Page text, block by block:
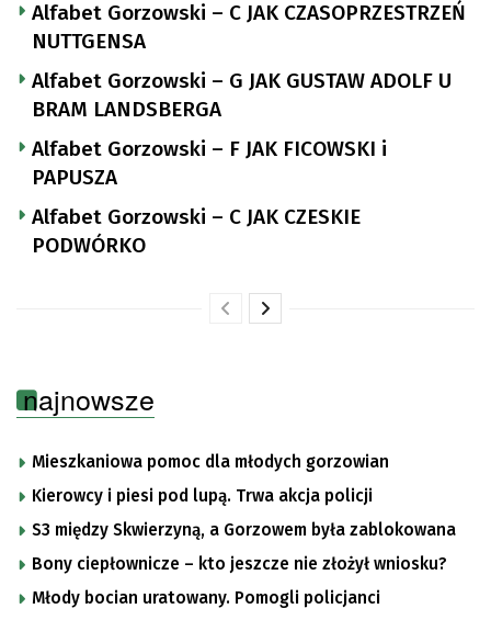
Alfabet Gorzowski – C JAK CZASOPRZESTRZEŃ
NUTTGENSA
Alfabet Gorzowski – G JAK GUSTAW ADOLF U
BRAM LANDSBERGA
Alfabet Gorzowski – F JAK FICOWSKI i
PAPUSZA
Alfabet Gorzowski – C JAK CZESKIE
PODWÓRKO
najnowsze
Mieszkaniowa pomoc dla młodych gorzowian
Kierowcy i piesi pod lupą. Trwa akcja policji
S3 między Skwierzyną, a Gorzowem była zablokowana
Bony ciepłownicze – kto jeszcze nie złożył wniosku?
Młody bocian uratowany. Pomogli policjanci